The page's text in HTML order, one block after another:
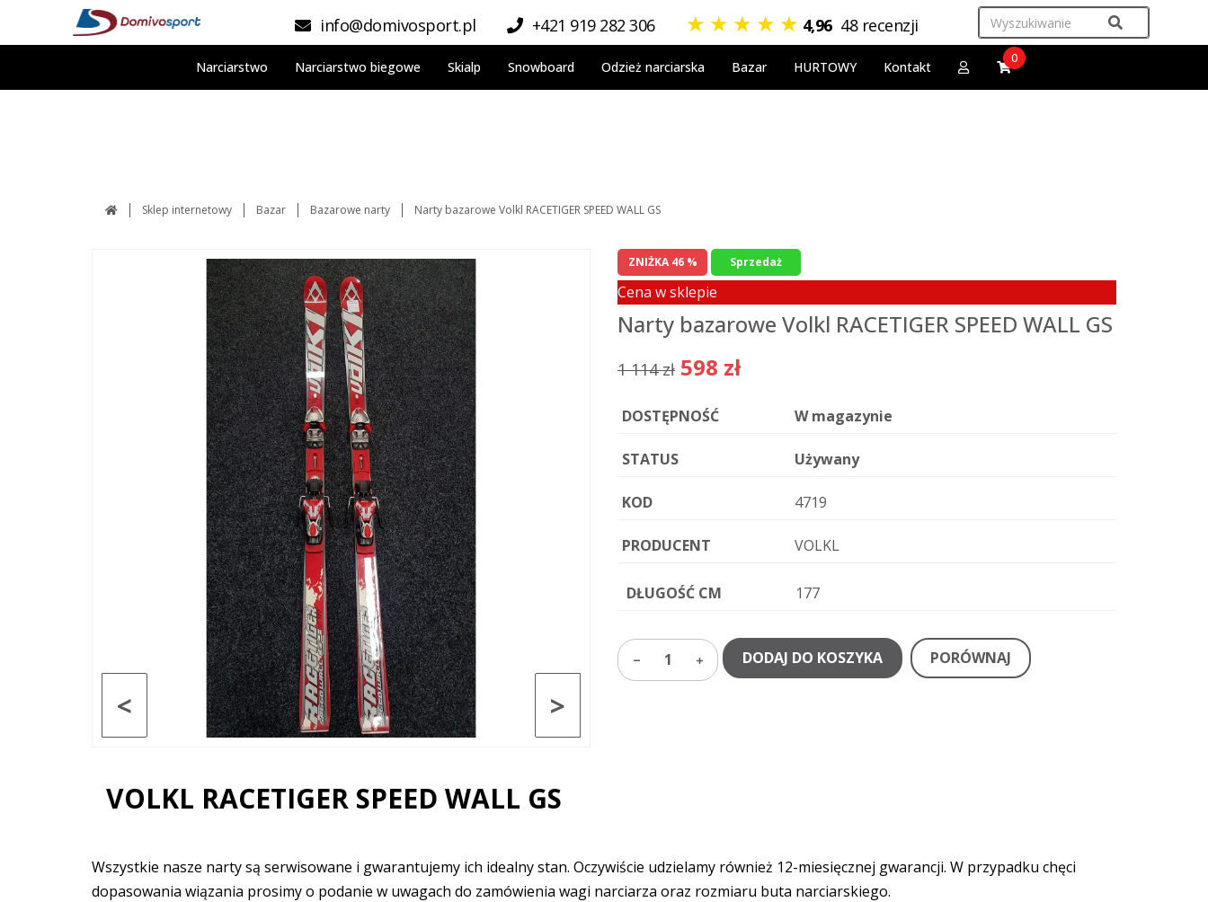
info@domivosport.pl +421 919 282 306 ★ ★ ★ ★ ★ 4,96 48 recenzji
Narciarstwo Narciarstwo biegowe Skialp Snowboard Odzież narciarska Bazar HURTOWY Kontakt
0
Sklep internetowy Bazar Bazarowe narty Narty bazarowe Volkl RACETIGER SPEED WALL GS
>
<
ZNIŻKA 46 % Sprzedaż
Cena w sklepie
Narty bazarowe Volkl RACETIGER SPEED WALL GS
1 114 zł 598 zł
DOSTĘPNOŚĆ W magazynie
STATUS Używany
KOD 4719
PRODUCENT VOLKL
DŁUGOŚĆ CM 177
1 DODAJ DO KOSZYKA PORÓWNAJ
VOLKL RACETIGER SPEED WALL GS
Wszystkie nasze narty są serwisowane i gwarantujemy ich idealny stan. Oczywiście udzielamy również 12-miesięcznej gwarancji. W przypadku chęci
dopasowania wiązania prosimy o podanie w uwagach do zamówienia wagi narciarza oraz rozmiaru buta narciarskiego.